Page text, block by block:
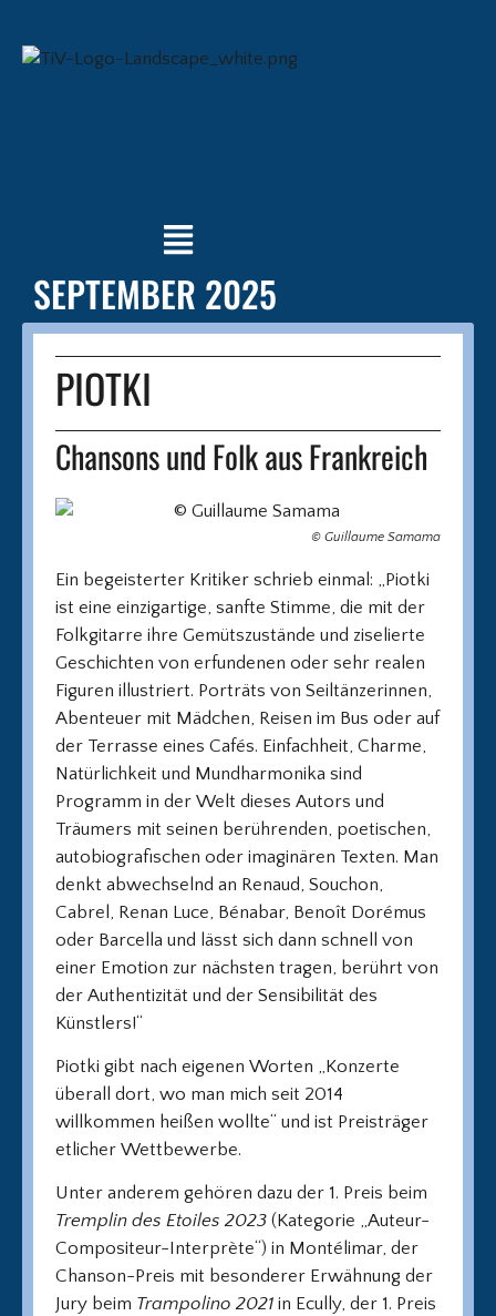
SEPTEMBER 2025
PIOTKI
Chansons und Folk aus Frankreich
© Guillaume Samama
Ein begeisterter Kritiker schrieb einmal: „Piotki
ist eine einzigartige, sanfte Stimme, die mit der
Folkgitarre ihre Gemütszustände und ziselierte
Geschichten von erfundenen oder sehr realen
Figuren illustriert. Porträts von Seiltänzerinnen,
Abenteuer mit Mädchen, Reisen im Bus oder auf
der Terrasse eines Cafés. Einfachheit, Charme,
Natürlichkeit und Mundharmonika sind
Programm in der Welt dieses Autors und
Träumers mit seinen berührenden, poetischen,
autobiografischen oder imaginären Texten. Man
denkt abwechselnd an Renaud, Souchon,
Cabrel, Renan Luce, Bénabar, Benoît Dorémus
oder Barcella und lässt sich dann schnell von
einer Emotion zur nächsten tragen, berührt von
der Authentizität und der Sensibilität des
Künstlers!“
Piotki gibt nach eigenen Worten „Konzerte
überall dort, wo man mich seit 2014
willkommen heißen wollte“ und ist Preisträger
etlicher Wettbewerbe.
Unter anderem gehören dazu der 1. Preis beim
Tremplin des Etoiles 2023 (Kategorie „Auteur-
Compositeur-Interprète“) in Montélimar, der
Chanson-Preis mit besonderer Erwähnung der
Jury beim Trampolino 2021 in Ecully, der 1. Preis